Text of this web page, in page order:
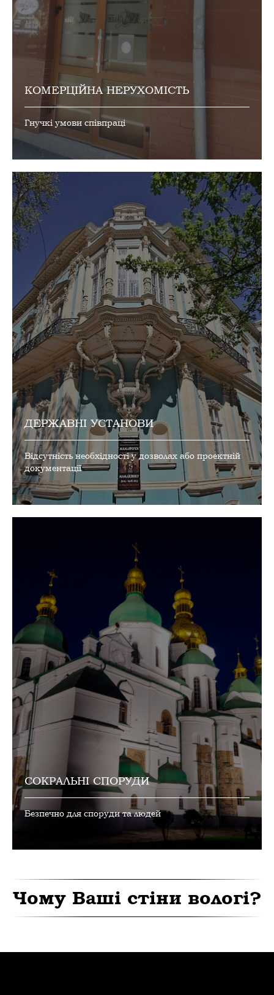
КОМЕРЦІЙНА НЕРУХОМІСТЬ
Гнучкі умови співпраці
ДЕРЖАВНІ УСТАНОВИ
Відсутність необхідності у дозволах або проектній
документації
СОКРАЛЬНІ СПОРУДИ
Безпечно для споруди та людей
Чому Ваші стіни вологі?